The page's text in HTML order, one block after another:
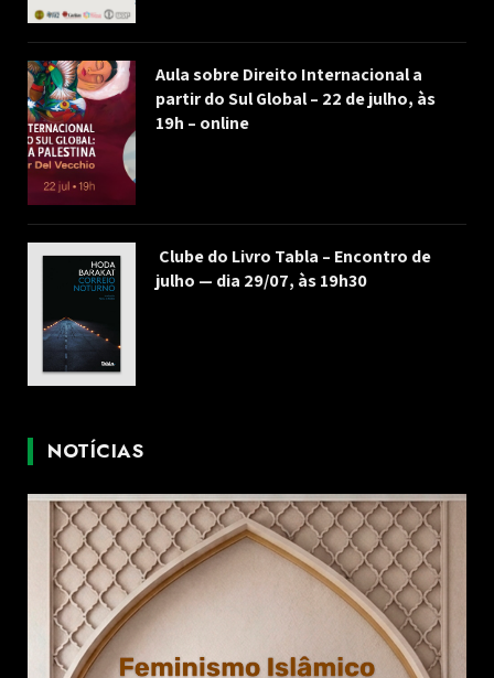
Aula sobre Direito Internacional a
partir do Sul Global – 22 de julho, às
19h – online
Clube do Livro Tabla – Encontro de
julho — dia 29/07, às 19h30
NOTÍCIAS